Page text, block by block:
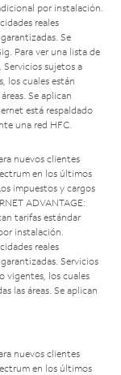
por instalación.
reales
Se
Para ver una lista de
. Servicios sujetos a
los cuales están
Se aplican
está respaldado
una red HFC.
nuevos clientes
en los últimos
impuestos y cargos
ADVANTAGE:
tarifas estándar
instalación.
reales
Servicios
vigentes, los cuales
las áreas. Se aplican
nuevos clientes
en los últimos